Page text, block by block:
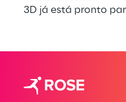
3D já está pronto